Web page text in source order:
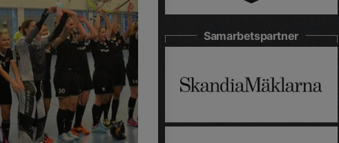
Samarbetspartner